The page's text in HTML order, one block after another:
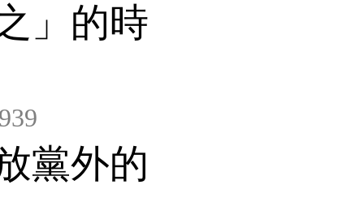
」的時
黨外的